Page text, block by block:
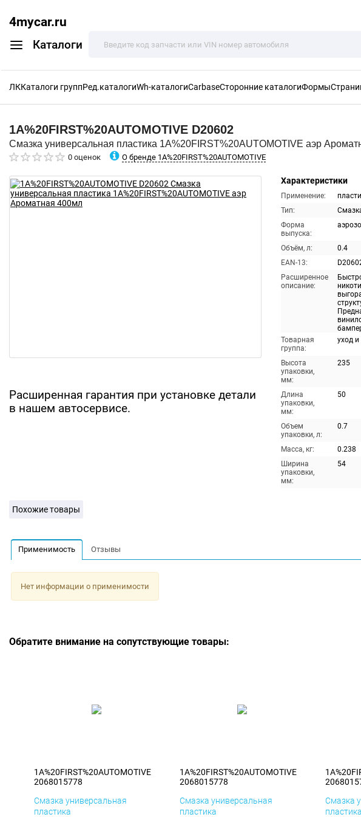
4mycar.ru
Каталоги
ЛККаталоги группРед.каталогиWh-каталогиCarbaseСторонние каталогиФормы
1A%20FIRST%20AUTOMOTIVE D20602
Смазка универсальная пластика 1A%20FIRST%20AUTOMOTIVE аэр
0 оценок О бренде 1A%20FIRST%20AUTOMOTIVE
Расширенная гарантия при установке детали
в нашем автосервисе.
Характеристики
Применение:
Тип:
Форма
выпуска:
Объём, л:
0.4
EAN-13:
Расширенное
описание:
Товарная
группа:
уход и
Высота
упаковки,
мм:
235
Длина
упаковки,
мм:
50
Объем
упаковки, л:
0.7
Масса, кг:
0.238
Ширина
упаковки,
мм:
54
Похожие товары
Применимость Отзывы
Нет информации о применимости
Обратите внимание на сопутствующие товары:
1A%20FIRST%20AUTOMOTIVE
2068015778
Смазка универсальная
пластика
1A%20FIRST%20AUTOMOTIVE
2068015778
Смазка универсальная
пластика
Смазка
пластика